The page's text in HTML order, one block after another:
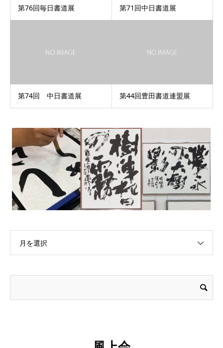
第76回毎日書道展 第71回中日書道展
第74回 中日書道展 第44回豊田書道連盟展
月を選択